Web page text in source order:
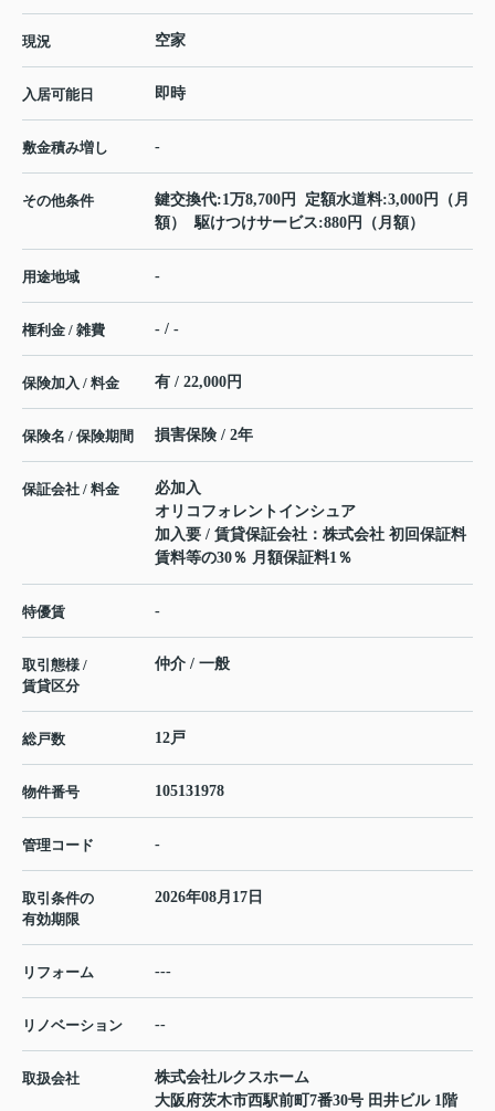
現況 空家
入居可能日 即時
敷金積み増し -
その他条件
鍵交換代:1万8,700円 定額水道料:3,000円（月
額） 駆けつけサービス:880円（月額）
用途地域 -
権利金 / 雑費 - / -
保険加入 / 料金 有 / 22,000円
保険名 / 保険期間 損害保険 / 2年
保証会社 / 料金
必加入
オリコフォレントインシュア
加入要 / 賃貸保証会社：株式会社 初回保証料
賃料等の30％ 月額保証料1％
特優賃 -
取引態様 /
賃貸区分
仲介 / 一般
総戸数 12戸
物件番号 105131978
管理コード -
取引条件の
有効期限
2026年08月17日
リフォーム ---
リノベーション --
取扱会社
株式会社ルクスホーム
大阪府茨木市西駅前町7番30号 田井ビル 1階